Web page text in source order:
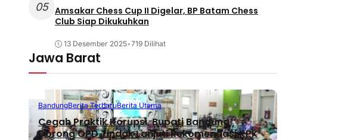
05 Amsakar Chess Cup II Digelar, BP Batam Chess
Club Siap Dikukuhkan
13 Desember 2025•719 Dilihat
Jawa Barat
BandungBerita TerbaruBerita Utama
Cegah Praktik Korupsi, Bupati Bandung
Dorong OPD Tindak Lanjuti Rekomendasi KPK